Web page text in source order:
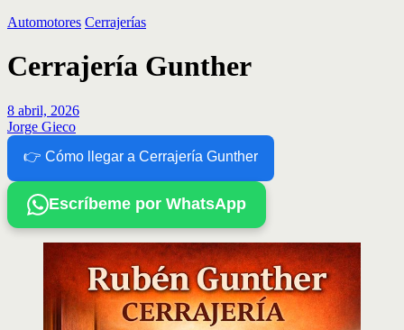
Automotores Cerrajerías
Cerrajería Gunther
8 abril, 2026
Jorge Gieco
👉 Cómo llegar a Cerrajería Gunther
Escríbeme por WhatsApp